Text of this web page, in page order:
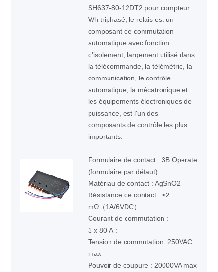
SH637-80-12DT2 pour compteur
Wh triphasé, le relais est un
composant de commutation
automatique avec fonction
d'isolement, largement utilisé dans
la télécommande, la télémétrie, la
communication, le contrôle
automatique, la mécatronique et
les équipements électroniques de
puissance, est l'un des
composants de contrôle les plus
importants.
Formulaire de contact : 3B Operate
(formulaire par défaut)
Matériau de contact : AgSnO2
Résistance de contact : ≤2
mΩ（1A/6VDC）
Courant de commutation :
3 x 80 A ;
Tension de commutation: 250VAC
max
Pouvoir de coupure : 20000VA max